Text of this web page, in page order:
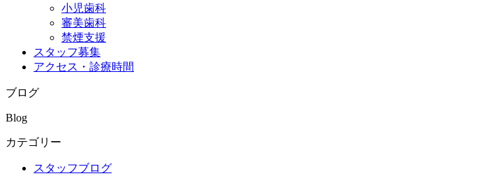
小児歯科
審美歯科
禁煙支援
スタッフ募集
アクセス・診療時間
ブログ
Blog
カテゴリー
スタッフブログ